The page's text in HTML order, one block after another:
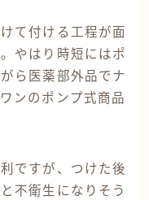
て付ける工程が面
やはり時短にはポ
ら医薬部外品でナ
ンのポンプ式商品
ですが、つけた後
不衛生になりそう